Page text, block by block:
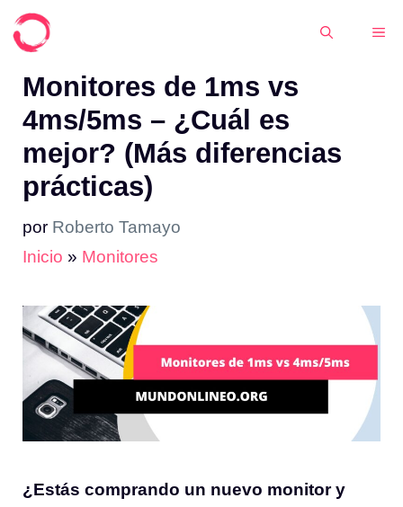
Saltar
Monitores de 1ms vs
4ms/5ms – ¿Cuál es
mejor? (Más diferencias
prácticas)
por Roberto Tamayo
Inicio » Monitores
¿Estás comprando un nuevo monitor y